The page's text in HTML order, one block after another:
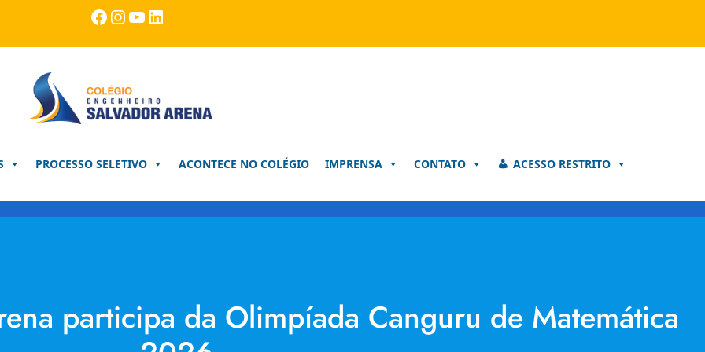
Facebook
Instagram
Youtube
LinkedIn
PROCESSO SELETIVO ACONTECE NO COLÉGIO IMPRENSA CONTATO ACESSO RESTRITO
participa da Olimpíada Canguru de Matemática